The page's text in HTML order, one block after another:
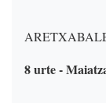
8 urte -